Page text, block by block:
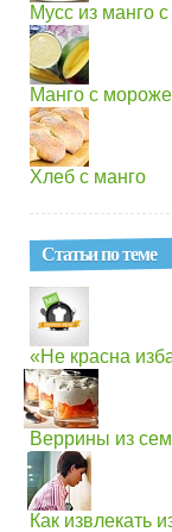
Мусс из манго
Манго с
Хлеб с манго
Статьи по теме
«Не красна
Веррины из
Как извлекать